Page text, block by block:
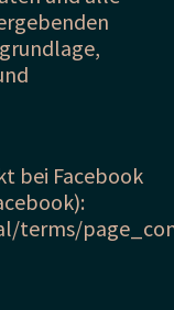
bei Facebook
terms/